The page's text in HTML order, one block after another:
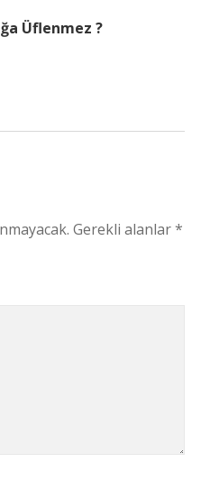
Üflenmez ?
Gerekli alanlar*